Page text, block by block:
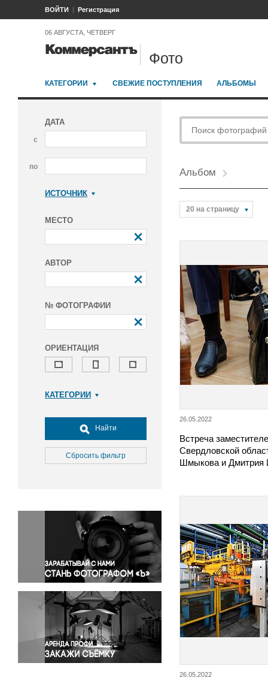
ВОЙТИ Регистрация
06 АВГУСТА, ЧЕТВЕРГ
Фото
КАТЕГОРИИ СВЕЖИЕ ПОСТУПЛЕНИЯ АЛЬБОМЫ
ДАТА
с
по
ИСТОЧНИК
МЕСТО
АВТОР
№ ФОТОГРАФИИ
ОРИЕНТАЦИЯ
КАТЕГОРИИ
Досуг, туризм и отдых
Культура
Медицина
Окружающая среда
Политика
Правосудие
Происшествия и конфликты
Религия
Светская жизнь
Спорт
Экология
Экономика и бизнес
Найти
Сбросить фильтр
Альбом
20 на страницу
26.05.2022
Встреча
Свердловской
Шмыкова и
26.05.2022